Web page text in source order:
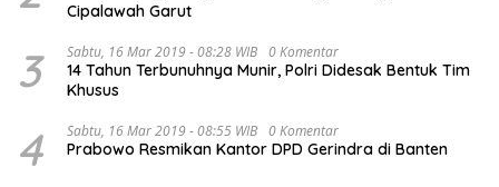
Cipalawah Garut
3 Sabtu, 16 Mar 2019 - 08:28 WIB 0 Komentar
14 Tahun Terbunuhnya Munir, Polri Didesak Bentuk Tim
Khusus
4 Sabtu, 16 Mar 2019 - 08:55 WIB 0 Komentar
Prabowo Resmikan Kantor DPD Gerindra di Banten